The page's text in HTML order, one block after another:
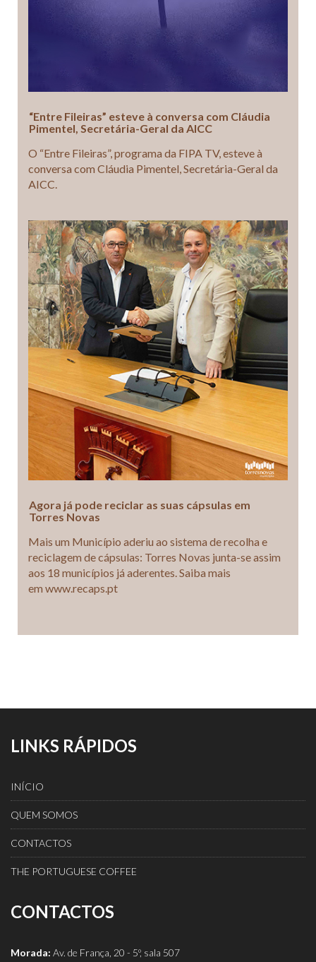
“Entre Fileiras” esteve à conversa com Cláudia
Pimentel, Secretária-Geral da AICC
O “Entre Fileiras”, programa da FIPA TV, esteve à
conversa com Cláudia Pimentel, Secretária-Geral da
AICC.
Agora já pode reciclar as suas cápsulas em
Torres Novas
Mais um Município aderiu ao sistema de recolha e
reciclagem de cápsulas: Torres Novas junta-se assim
aos 18 municípios já aderentes. Saiba mais
em www.recaps.pt
LINKS RÁPIDOS
INÍCIO
QUEM SOMOS
CONTACTOS
THE PORTUGUESE COFFEE
CONTACTOS
Morada: Av. de França, 20 - 5º, sala 507